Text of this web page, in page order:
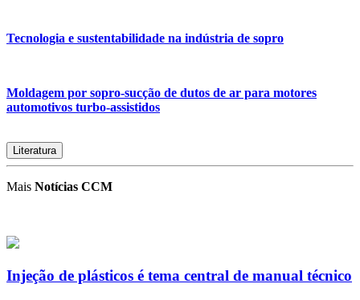
Tecnologia e sustentabilidade na indústria de sopro
Moldagem por sopro-sucção de dutos de ar para motores
automotivos turbo-assistidos
Literatura
Mais Notícias CCM
Injeção de plásticos é tema central de manual técnico